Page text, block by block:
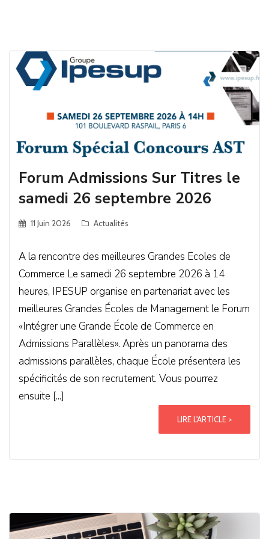
Forum Admissions Sur Titres le
samedi 26 septembre 2026
11 Juin 2026 Actualités
A la rencontre des meilleures Grandes Ecoles de
Commerce Le samedi 26 septembre 2026 à 14
heures, IPESUP organise en partenariat avec les
meilleures Grandes Écoles de Management le Forum
«Intégrer une Grande École de Commerce en
Admissions Parallèles». Après un panorama des
admissions parallèles, chaque École présentera les
spécificités de son recrutement. Vous pourrez
ensuite [...]
LIRE L'ARTICLE >